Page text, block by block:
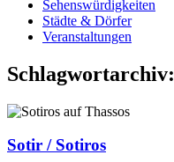
Sehenswürdigkeiten
Städte & Dörfer
Veranstaltungen
Schlagwortarchiv:
Sotir / Sotiros